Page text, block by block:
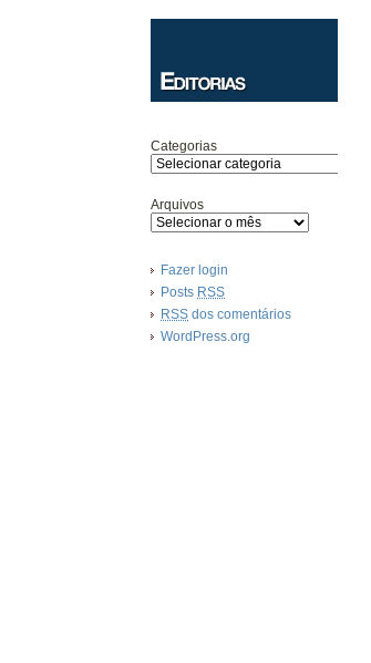
Categorias
Arquivos
Fazer login
Posts RSS
RSS dos comentários
WordPress.org